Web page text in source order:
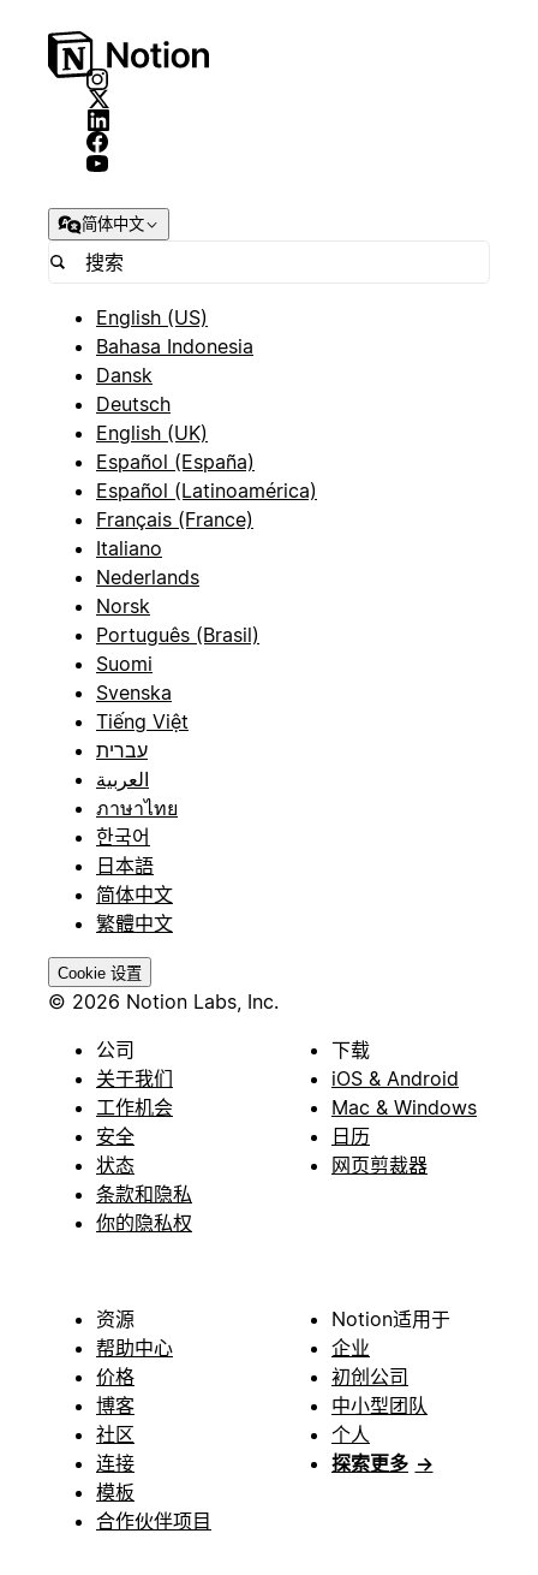
简体中文
English (US)
Bahasa Indonesia
Dansk
Deutsch
English (UK)
Español (España)
Español (Latinoamérica)
Français (France)
Italiano
Nederlands
Norsk
Português (Brasil)
Suomi
Svenska
Tiếng Việt
עברית
العربية
ภาษาไทย
한국어
日本語
简体中文
繁體中文
Cookie 设置
© 2026 Notion Labs, Inc.
公司
关于我们
工作机会
安全
状态
条款和隐私
你的隐私权
下载
iOS & Android
Mac & Windows
日历
网页剪裁器
资源
帮助中心
价格
博客
社区
连接
模板
合作伙伴项目
Notion适用于
企业
初创公司
中小型团队
个人
探索更多 →